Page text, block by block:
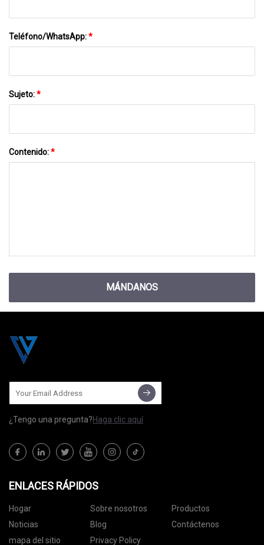
Teléfono/WhatsApp:*
Sujeto:*
Contenido:*
MÁNDANOS
¿Tengo una pregunta?Haga clic aquí
ENLACES RÁPIDOS
Hogar Sobre nosotros
Productos
Noticias
Blog
Contáctenos
mapa del sitio
Privacy Policy